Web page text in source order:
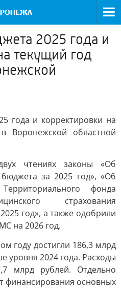
2025 года и
текущий год
года и корректировки на
Воронежской областной
чтениях законы «Об
за 2025 год», «Об
фонда
страхования
год», а также одобрили
на 2026 год.
году достигли 186,3 млрд
уровня 2024 года. Расходы
млрд рублей. Отдельно
финансирования основных